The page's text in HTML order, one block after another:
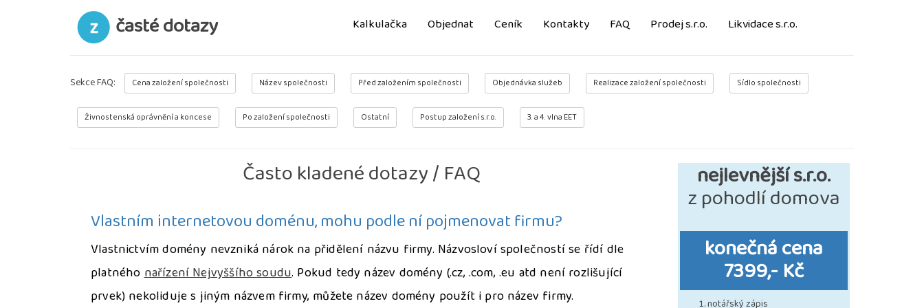
časté dotazy Kalkulačka Objednat Ceník Kontakty FAQ Prodej s.r.o. Likvidace s.r.o.
Sekce FAQ: Cena založení společnosti Název společnosti Před založením společnosti Objednávka služeb Realizace založení společnosti Sídlo společnosti
Živnostenská oprávnění a koncese Po založení společnosti Ostatní Postup založení s.r.o. 3. a 4. vlna EET
Často kladené dotazy / FAQ
Vlastním internetovou doménu, mohu podle ní pojmenovat firmu?
Vlastnictvím domény nevzniká nárok na přidělení názvu firmy. Názvosloví společností se řídí dle
platnéhonařízení Nejvyššího soudu. Pokud tedy název domény (.cz, .com, .eu atd není rozlišující
prvek) nekoliduje s jiným názvem firmy, můžete název domény použít i pro název firmy.
nejlevnější s.r.o.
z pohodlí domova
konečná cena
7399,- Kč
notářský zápis